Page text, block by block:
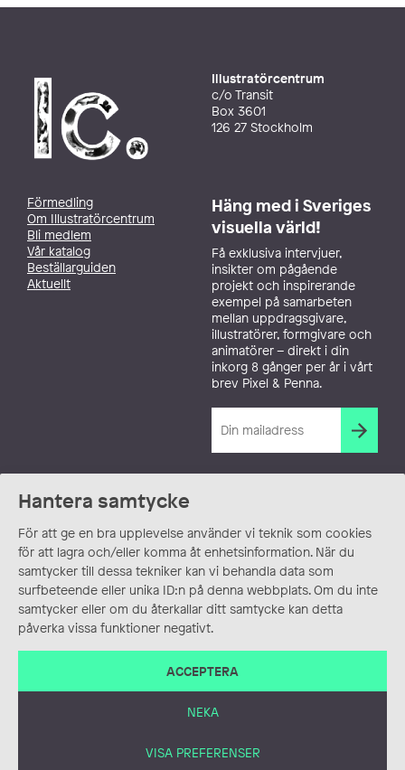
Hantera samtycke
För att ge en bra upplevelse använder vi teknik som cookies
för att lagra och/eller komma åt enhetsinformation. När du
samtycker till dessa tekniker kan vi behandla data som
surfbeteende eller unika ID:n på denna webbplats. Om du inte
samtycker eller om du återkallar ditt samtycke kan detta
påverka vissa funktioner negativt.
ACCEPTERA
NEKA
VISA PREFERENSER
Illustratörcentrum
c/o Transit
Box 3601
126 27 Stockholm
Förmedling
Om Illustratörcentrum
Bli medlem
Vår katalog
Beställarguiden
Aktuellt
Häng med i Sveriges
visuella värld!
Få exklusiva intervjuer,
insikter om pågående
projekt och inspirerande
exempel på samarbeten
mellan uppdragsgivare,
illustratörer, formgivare och
animatörer – direkt i din
inkorg 8 gånger per år i vårt
brev Pixel & Penna.